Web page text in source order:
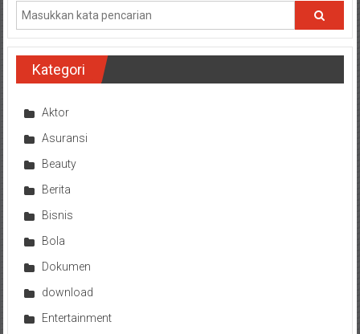
Kategori
Aktor
Asuransi
Beauty
Berita
Bisnis
Bola
Dokumen
download
Entertainment